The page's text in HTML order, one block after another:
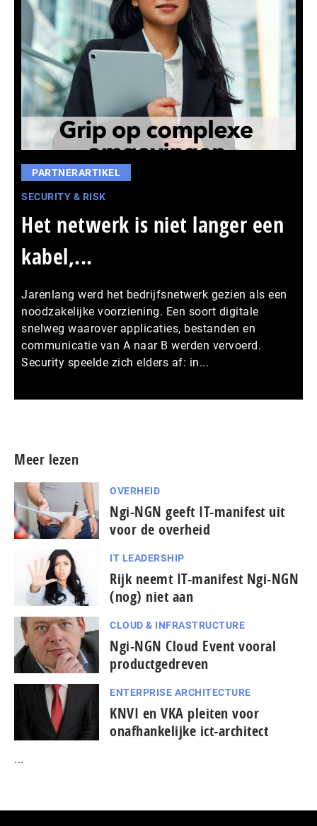
PARTNERARTIKEL
SECURITY & RISK
Het netwerk is niet langer een
kabel,...
Jarenlang werd het bedrijfsnetwerk gezien als een
noodzakelijke voorziening. Een soort digitale
snelweg waarover applicaties, bestanden en
communicatie van A naar B werden vervoerd.
Security speelde zich elders af: in...
Meer lezen
OVERHEID
Ngi-NGN geeft IT-manifest uit
voor de overheid
IT LEADERSHIP
Rijk neemt IT-manifest Ngi-NGN
(nog) niet aan
CLOUD & INFRASTRUCTURE
Ngi-NGN Cloud Event vooral
productgedreven
ENTERPRISE ARCHITECTURE
KNVI en VKA pleiten voor
onafhankelijke ict-architect
...